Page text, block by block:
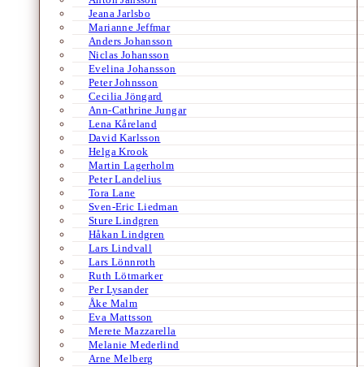
Jeana Jarlsbo
Marianne Jeffmar
Anders Johansson
Niclas Johansson
Evelina Johansson
Peter Johnsson
Cecilia Jöngard
Ann-Cathrine Jungar
Lena Kåreland
David Karlsson
Helga Krook
Martin Lagerholm
Peter Landelius
Tora Lane
Sven-Eric Liedman
Sture Lindgren
Håkan Lindgren
Lars Lindvall
Lars Lönnroth
Ruth Lötmarker
Per Lysander
Åke Malm
Eva Mattsson
Merete Mazzarella
Melanie Mederlind
Arne Melberg